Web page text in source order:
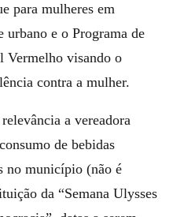
para mulheres em
urbano e o Programa de
Vermelho visando o
contra a mulher.
a vereadora
de bebidas
no município (não é
da “Semana Ulysses